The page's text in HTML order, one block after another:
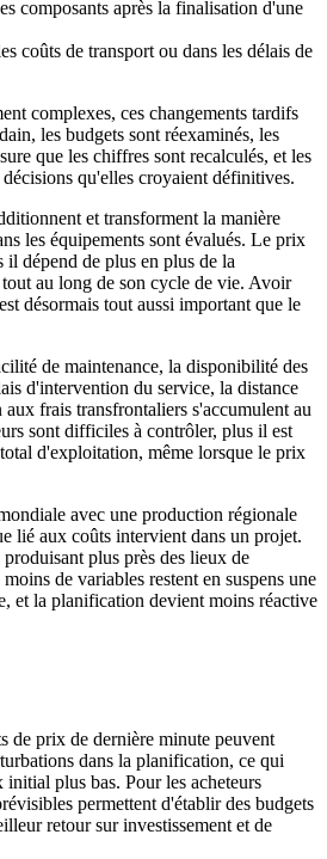
composants après la finalisation d'une
coûts de transport ou dans les délais de
complexes, ces changements tardifs
les budgets sont réexaminés, les
que les chiffres sont recalculés, et les
qu'elles croyaient définitives.
et transforment la manière
les équipements sont évalués. Le prix
dépend de plus en plus de la
au long de son cycle de vie. Avoir
désormais tout aussi important que le
de maintenance, la disponibilité des
d'intervention du service, la distance
frais transfrontaliers s'accumulent au
sont difficiles à contrôler, plus il est
d'exploitation, même lorsque le prix
avec une production régionale
lié aux coûts intervient dans un projet.
plus près des lieux de
de variables restent en suspens une
et la planification devient moins réactive
de prix de dernière minute peuvent
dans la planification, ce qui
plus bas. Pour les acheteurs
permettent d'établir des budgets
retour sur investissement et de